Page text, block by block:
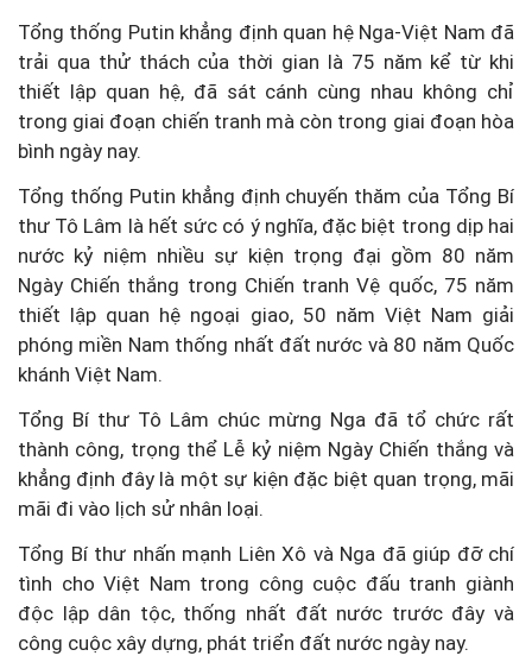
Tổng thống Putin khẳng định quan hệ Nga-Việt Nam đã
trải qua thử thách của thời gian là 75 năm kể từ khi
thiết lập quan hệ, đã sát cánh cùng nhau không chỉ
trong giai đoạn chiến tranh mà còn trong giai đoạn hòa
bình ngày nay.
Tổng thống Putin khẳng định chuyến thăm của Tổng Bí
thư Tô Lâm là hết sức có ý nghĩa, đặc biệt trong dịp hai
nước kỷ niệm nhiều sự kiện trọng đại gồm 80 năm
Ngày Chiến thắng trong Chiến tranh Vệ quốc, 75 năm
thiết lập quan hệ ngoại giao, 50 năm Việt Nam giải
phóng miền Nam thống nhất đất nước và 80 năm Quốc
khánh Việt Nam.
Tổng Bí thư Tô Lâm chúc mừng Nga đã tổ chức rất
thành công, trọng thể Lễ kỷ niệm Ngày Chiến thắng và
khẳng định đây là một sự kiện đặc biệt quan trọng, mãi
mãi đi vào lịch sử nhân loại.
Tổng Bí thư nhấn mạnh Liên Xô và Nga đã giúp đỡ chí
tình cho Việt Nam trong công cuộc đấu tranh giành
độc lập dân tộc, thống nhất đất nước trước đây và
công cuộc xây dựng, phát triển đất nước ngày nay.